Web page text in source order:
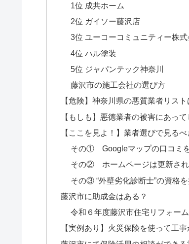
1位 成共ホーム
2位 ガイソー藤沢店
3位 ユーコーコミュニティー株式
4位 ハル塗装
5位 ジャパンテック神奈川
藤沢市の施工会社の選び方
【危険】神奈川県の悪質業者リスト
【もしも】悪徳業者の被害にあっ
【ここを見よ！】業者選びで見るべ
その① Googleマップの口コミ
その② ホームページは更新され
その③ “外壁劣化診断士”の資格
藤沢市に助成金はある？
令和６年度藤沢市住宅リフォー
【実例あり】火災保険を使って工